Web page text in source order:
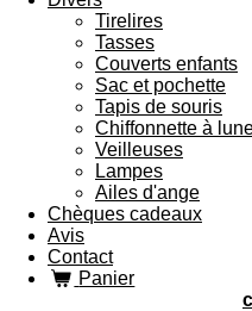
Tirelires
Tasses
Couverts enfants
Sac et pochette
Tapis de souris
Chiffonnette à
Veilleuses
Lampes
Ailes d'ange
Chèques cadeaux
Avis
Contact
Panier